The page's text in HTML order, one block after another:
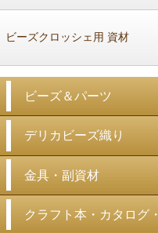
ビーズクロッシェ用 資材
ビーズ＆パーツ
デリカビーズ織り
金具・副資材
クラフト本・カタログ